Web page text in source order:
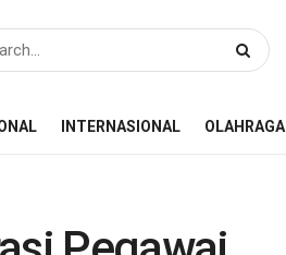
INTERNASIONAL OLAHRAGA